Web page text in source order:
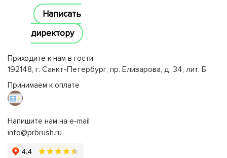
Написать
директору
Приходите к нам в гости
192148, г. Санкт-Петербург, пр. Елизарова, д. 34, лит. Б
Принимаем к оплате
Напишите нам на e-mail
info@prbrush.ru